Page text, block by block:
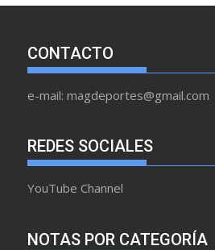
CONTACTO
e-mail: magdeportes@gmail.com
REDES SOCIALES
YouTube Channel
NOTAS POR CATEGORÍA